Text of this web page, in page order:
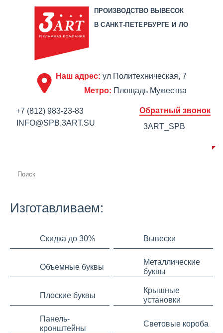
ПРОИЗВОДСТВО ВЫВЕСОК
В САНКТ-ПЕТЕРБУРГЕ И ЛО
Наш адрес: ул Политехническая, 7
Метро: Площадь Мужества
+7 (812) 983-23-83
INFO@SPB.3ART.SU
Обратный звонок
3ART_SPB
Изготавливаем:
Скидка до 30% Вывески
Объемные буквы
Металлические
буквы
Плоские буквы
Крышные
установки
Панель-
кронштейны
Световые короба